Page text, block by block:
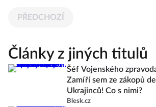
PŘEDCHOZÍ
Články z jiných titulů
Šéf Vojenského
Zamíří sem ze zákopů
Ukrajinců! Co s nimi?
Blesk.cz